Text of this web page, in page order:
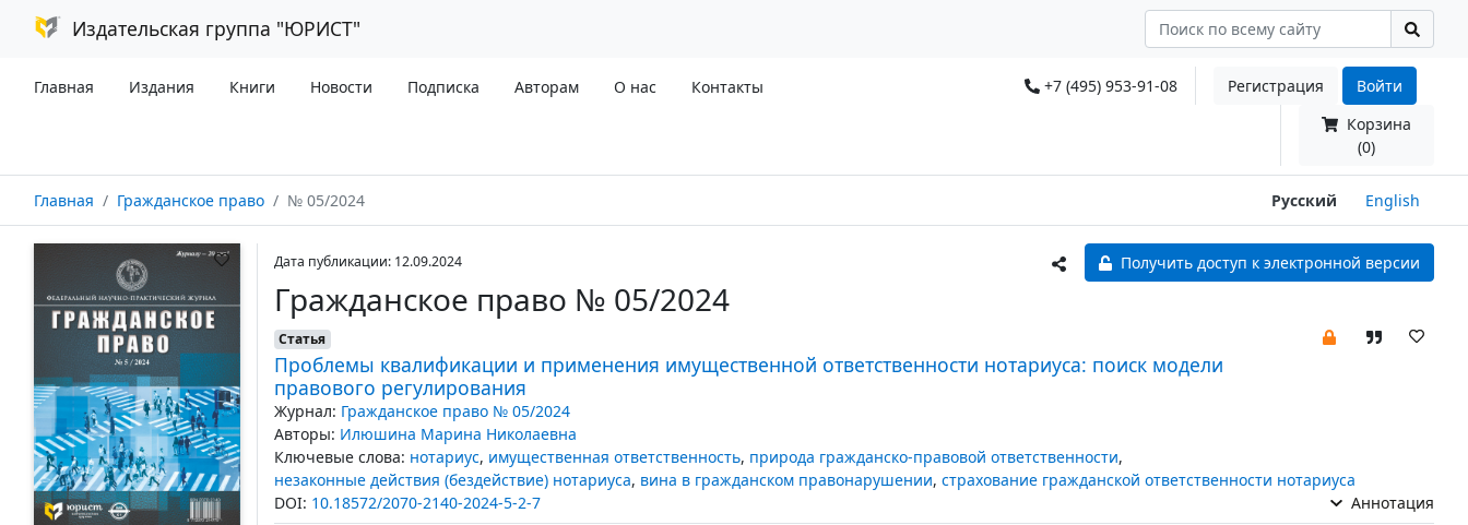
Издательская группа "ЮРИСТ"
Главная Издания Книги Новости Подписка Авторам О нас Контакты +7 (495) 953-91-08 Регистрация
Войти
Корзина
(0)
Главная Гражданское право № 05/2024 Русский English
Дата публикации: 12.09.2024 Получить доступ к электронной версии
Гражданское право № 05/2024
Статья
Проблемы квалификации и применения имущественной ответственности нотариуса: поиск модели
правового регулирования
Журнал: Гражданское право № 05/2024
Авторы: Илюшина Марина Николаевна
Ключевые слова: нотариус, имущественная ответственность, природа гражданско-правовой ответственности,
незаконные действия (бездействие) нотариуса, вина в гражданском правонарушении, страхование гражданской ответственности нотариуса
DOI: 10.18572/2070-2140-2024-5-2-7 Аннотация